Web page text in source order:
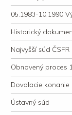
05.1983-10.1990
Historický
Najvyšší súd ČSFR
Obnovený proces
Dovolacie konanie
Ústavný súd